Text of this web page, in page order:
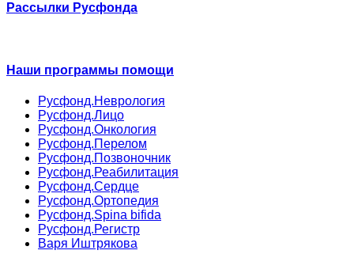
Рассылки Русфонда
Наши программы помощи
Русфонд.Неврология
Русфонд.Лицо
Русфонд.Онкология
Русфонд.Перелом
Русфонд.Позвоночник
Русфонд.Реабилитация
Русфонд.Сердце
Русфонд.Ортопедия
Русфонд.Spina bifida
Русфонд.Регистр
Варя Иштрякова